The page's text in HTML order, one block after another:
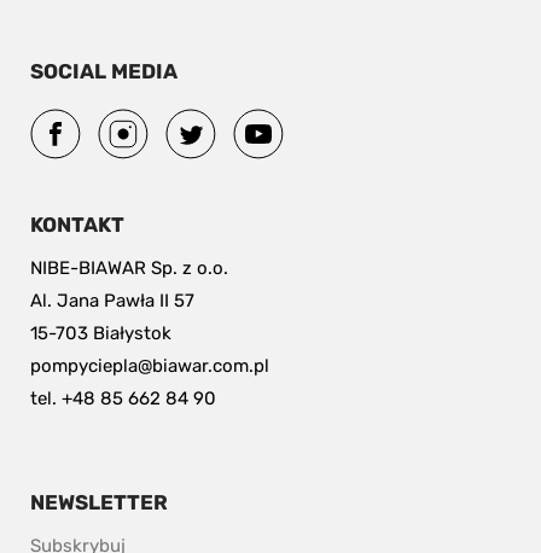
SOCIAL MEDIA
KONTAKT
NIBE-BIAWAR Sp. z o.o.
Al. Jana Pawła II 57
15-703 Białystok
pompyciepla@biawar.com.pl
tel. +48 85 662 84 90
NEWSLETTER
Subskrybuj